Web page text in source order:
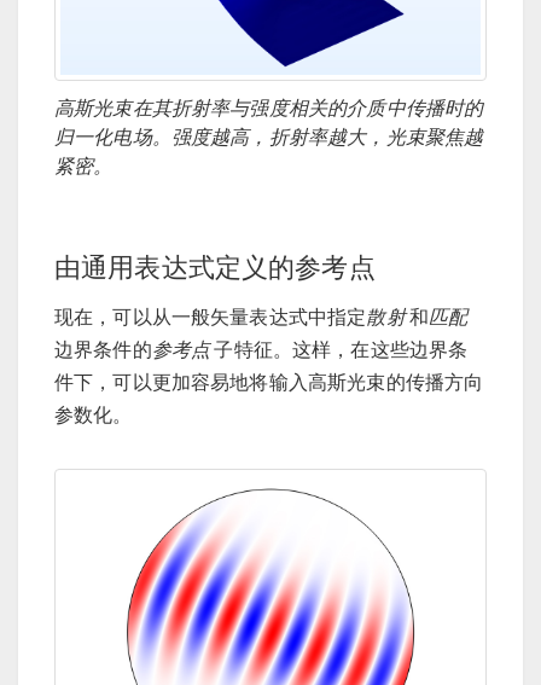
高斯光束在其折射率与强度相关的介质中传播时的
归一化电场。强度越高，折射率越大，光束聚焦越
紧密。
由通用表达式定义的参考点
现在，可以从一般矢量表达式中指定散射和匹配
边界条件的参考点子特征。这样，在这些边界条
件下，可以更加容易地将输入高斯光束的传播方向
参数化。